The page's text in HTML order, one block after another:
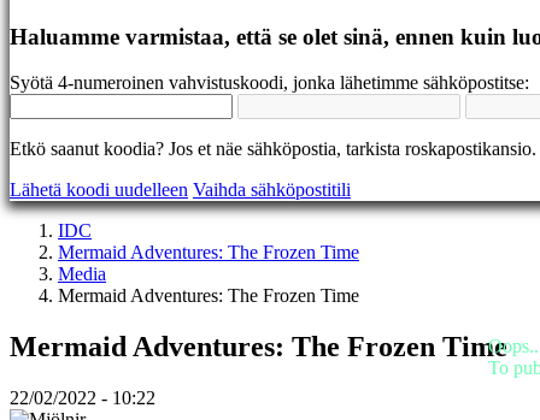
Tili
Rekisteröidy
Unohditko
salasanasi?
Vaihda
kieltä
BS
DE
Haluamme varmistaa, että se olet sinä, ennen kuin
Syötä 4-numeroinen vahvistuskoodi, jonka lähetimme sähköpostitse:
Etkö saanut koodia? Jos et näe sähköpostia, tarkista roskapostikansio.
Lähetä koodi uudelleen Vaihda sähköpostitili
IDC
Mermaid Adventures: The Frozen Time
Media
Mermaid Adventures: The Frozen Time
Mermaid Adventures: The Frozen Time
22/02/2022 - 10:22
To